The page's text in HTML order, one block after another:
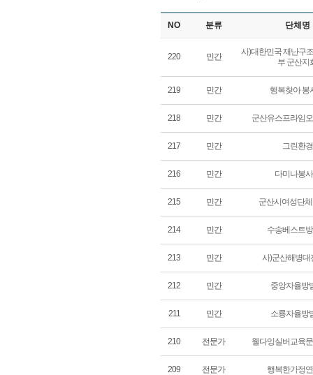
NO 분류 단체명
220 민간
사)대한민국 재난구
부 군산지
219 민간 행복찾아 봉
218 민간 군산유스프라임
217 민간 그린환경
216 민간 다미나봉
215 민간 군산시여성단
214 민간 수송베스트
213 민간 사)군산해병대
212 민간 중앙자율방
211 민간 소룡자율방
210 전문가 웰다잉실버교육
209 전문가 행복한가정